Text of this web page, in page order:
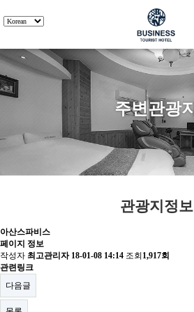
주변관광지
관광지정보
아산스파비스
페이지 정보
작성자 최고관리자 18-01-08 14:14 조회1,917회
관련링크
다음글